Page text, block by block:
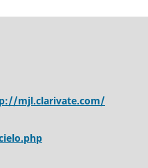
mjl.clarivate.com/